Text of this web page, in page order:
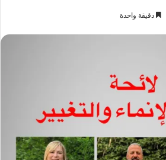
دقيقة واحدة